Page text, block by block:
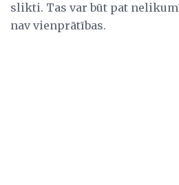
slikti. Tas var būt pat
nav vienprātības.